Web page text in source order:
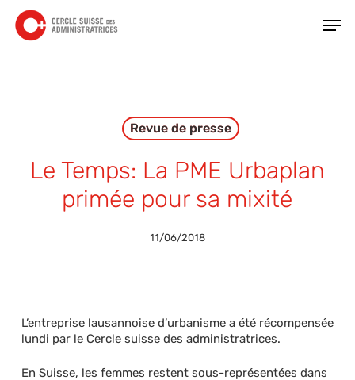
main
Revue de presse
Le Temps: La PME Urbaplan
primée pour sa mixité
11/06/2018
L’entreprise lausannoise d’urbanisme a été récompensée
lundi par le Cercle suisse des administratrices.
En Suisse, les femmes restent sous-représentées dans